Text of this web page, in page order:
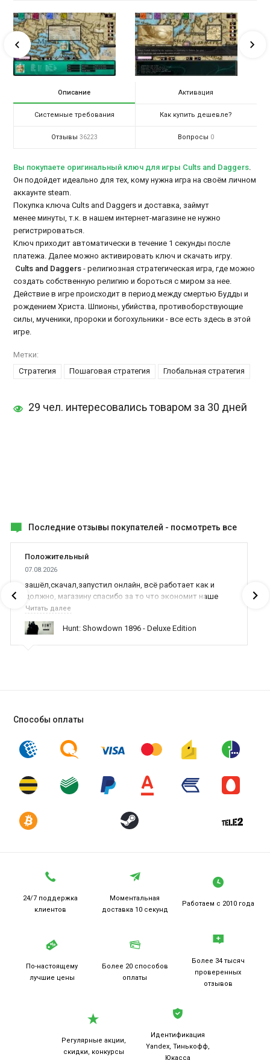
Описание Активация
Системные требования Как купить дешевле?
Отзывы 36223 Вопросы 0
Вы покупаете оригинальный ключ для игры Cults and Daggers.
Он подойдет идеально для тех, кому нужна игра на своём личном
аккаунте steam.
Покупка ключа Cults and Daggers и доставка, займут
менее минуты, т.к. в нашем интернет-магазине не нужно
регистрироваться.
Ключ приходит автоматически в течение 1 секунды после
платежа. Далее можно активировать ключ и скачать игру.
Cults and Daggers - религиозная стратегическая игра, где можно
создать собственную религию и бороться с миром за нее.
Действие в игре происходит в период между смертью Будды и
рождением Христа. Шпионы, убийства, противоборствующие
силы, мученики, пророки и богохульники - все есть здесь в этой
игре.
Метки:
Стратегия
Пошаговая стратегия Глобальная стратегия
29 чел. интересовались товаром за 30 дней
Последние отзывы покупателей - посмотреть все
Положительный
07.08.2026
зашёл,скачал,запустил онлайн, всё работает как и
должно, магазину спасибо за то что экономит наше
время,нервы и деньги, ребята вы красава оказываете
поддержку населению и походу из всех только вы и
оказываете помощь
Читать далее
Hunt: Showdown 1896 - Deluxe Edition
Способы оплаты
24/7 поддержка
клиентов
Моментальная
доставка 10 секунд
Работаем с 2010 года
По-настоящему
лучшие цены
Более 20 способов
оплаты
Более 34 тысяч
проверенных
отзывов
Регулярные акции,
скидки, конкурсы
Идентификация
Yandex, Тинькофф,
Юкасса